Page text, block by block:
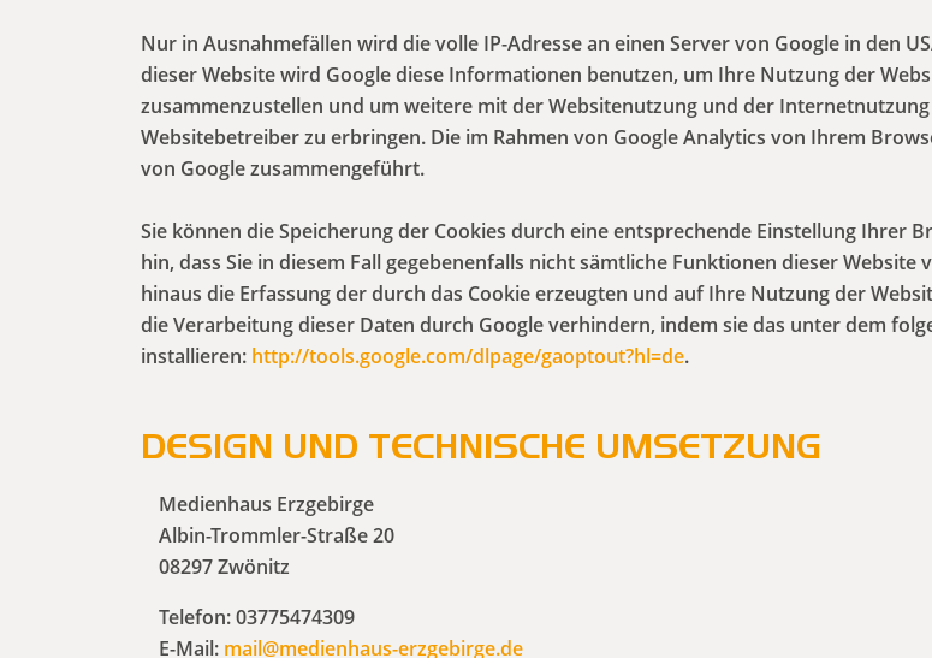
Nur in Ausnahmefällen wird die volle IP-Adresse an einen Server von Google in den
dieser Website wird Google diese Informationen benutzen, um Ihre Nutzung der
zusammenzustellen und um weitere mit der Websitenutzung und der
Websitebetreiber zu erbringen. Die im Rahmen von Google Analytics von Ihrem
von Google zusammengeführt.
Sie können die Speicherung der Cookies durch eine entsprechende Einstellung Ihrer
hin, dass Sie in diesem Fall gegebenenfalls nicht sämtliche Funktionen dieser
hinaus die Erfassung der durch das Cookie erzeugten und auf Ihre Nutzung der
die Verarbeitung dieser Daten durch Google verhindern, indem sie das unter dem
installieren: http://tools.google.com/dlpage/gaoptout?hl=de.
DESIGN UND TECHNISCHE UMSETZUNG
Medienhaus Erzgebirge
Albin-Trommler-Straße 20
08297 Zwönitz
Telefon: 03775474309
E-Mail: mail@medienhaus-erzgebirge.de